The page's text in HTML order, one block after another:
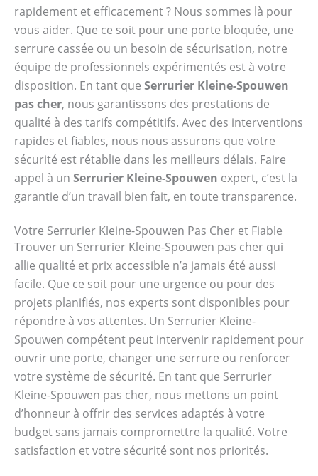
rapidement et efficacement ? Nous sommes là pour
vous aider. Que ce soit pour une porte bloquée, une
serrure cassée ou un besoin de sécurisation, notre
équipe de professionnels expérimentés est à votre
disposition. En tant que Serrurier Kleine-Spouwen
pas cher, nous garantissons des prestations de
qualité à des tarifs compétitifs. Avec des interventions
rapides et fiables, nous nous assurons que votre
sécurité est rétablie dans les meilleurs délais. Faire
appel à un Serrurier Kleine-Spouwen expert, c’est la
garantie d’un travail bien fait, en toute transparence.
Votre Serrurier Kleine-Spouwen Pas Cher et Fiable
Trouver un Serrurier Kleine-Spouwen pas cher qui
allie qualité et prix accessible n’a jamais été aussi
facile. Que ce soit pour une urgence ou pour des
projets planifiés, nos experts sont disponibles pour
répondre à vos attentes. Un Serrurier Kleine-
Spouwen compétent peut intervenir rapidement pour
ouvrir une porte, changer une serrure ou renforcer
votre système de sécurité. En tant que Serrurier
Kleine-Spouwen pas cher, nous mettons un point
d’honneur à offrir des services adaptés à votre
budget sans jamais compromettre la qualité. Votre
satisfaction et votre sécurité sont nos priorités.